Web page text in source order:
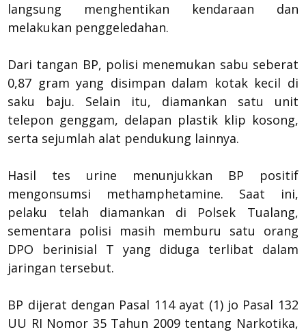
langsung menghentikan kendaraan dan
melakukan penggeledahan.
Dari tangan BP, polisi menemukan sabu seberat
0,87 gram yang disimpan dalam kotak kecil di
saku baju. Selain itu, diamankan satu unit
telepon genggam, delapan plastik klip kosong,
serta sejumlah alat pendukung lainnya.
Hasil tes urine menunjukkan BP positif
mengonsumsi methamphetamine. Saat ini,
pelaku telah diamankan di Polsek Tualang,
sementara polisi masih memburu satu orang
DPO berinisial T yang diduga terlibat dalam
jaringan tersebut.
BP dijerat dengan Pasal 114 ayat (1) jo Pasal 132
UU RI Nomor 35 Tahun 2009 tentang Narkotika,